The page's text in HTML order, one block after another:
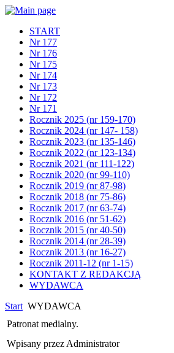
START
Nr 177
Nr 176
Nr 175
Nr 174
Nr 173
Nr 172
Nr 171
Rocznik 2025 (nr 159-170)
Rocznik 2024 (nr 147- 158)
Rocznik 2023 (nr 135-146)
Rocznik 2022 (nr 123-134)
Rocznik 2021 (nr 111-122)
Rocznik 2020 (nr 99-110)
Rocznik 2019 (nr 87-98)
Rocznik 2018 (nr 75-86)
Rocznik 2017 (nr 63-74)
Rocznik 2016 (nr 51-62)
Rocznik 2015 (nr 40-50)
Rocznik 2014 (nr 28-39)
Rocznik 2013 (nr 16-27)
Rocznik 2011-12 (nr 1-15)
KONTAKT Z REDAKCJĄ
WYDAWCA
Start WYDAWCA
Patronat medialny.
Wpisany przez Administrator